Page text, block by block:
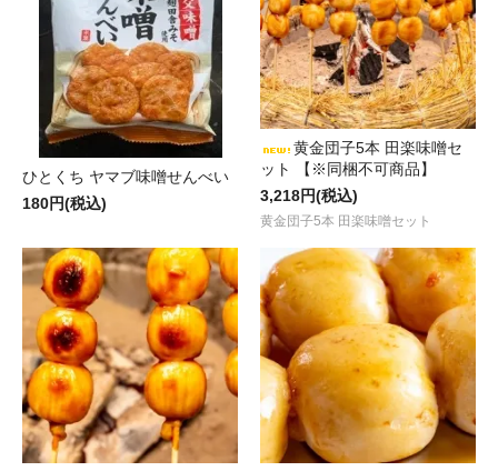
ひとくち ヤマブ味噌せんべい
180円(税込)
黄金団子5本 田楽味噌セ
ット 【※同梱不可商品】
3,218円(税込)
黄金団子5本 田楽味噌セット